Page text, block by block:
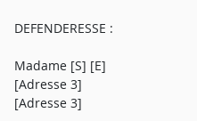
DEFENDERESSE :
Madame [S] [E]
[Adresse 3]
[Adresse 3]